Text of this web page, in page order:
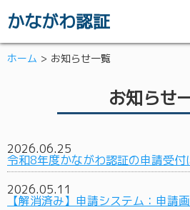
かながわ認証
ホーム お知らせ一覧
お知らせ
2026.06.25
令和8年度かながわ認証の申請受付
2026.05.11
【解消済み】申請システム：申請